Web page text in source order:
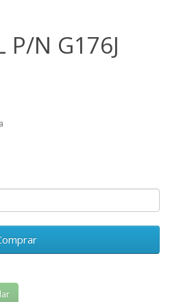
P/N G176J